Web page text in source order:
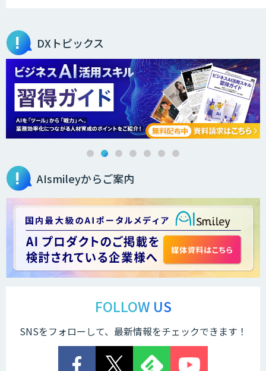
Smart Search
法人向けAIエージェント「OfficeAI社
員」
2層ナレッジ×AIで顧客コミュニケーシ
＜Dify活用＞AIエージェントDRIVE
する「TIMEWELL BASE」
WARP NEXT
DXトピックス
AIsmileyからご案内
FOLLOW US
SNSをフォローして、最新情報をチェックできます！